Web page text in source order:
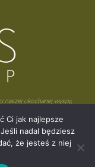
naszej ukochanej wyspy,
Ci jak najlepsze
nadal będziesz
że jesteś z niej